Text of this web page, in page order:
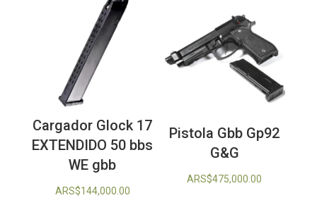
ARS$24,000.00.
Cargador Glock 17
EXTENDIDO 50 bbs
WE gbb
ARS$144,000.00
Pistola Gbb Gp92
G&G
ARS$475,000.00